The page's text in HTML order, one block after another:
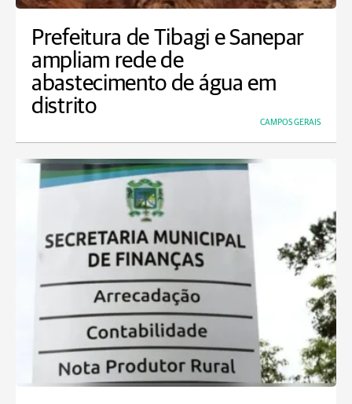
Prefeitura de Tibagi e Sanepar
ampliam rede de
abastecimento de água em
distrito
CAMPOS GERAIS